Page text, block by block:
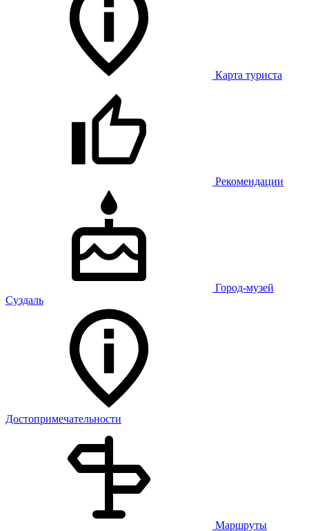
Карта туриста
Рекомендации
Город-музей
Суздаль
Достопримечательности
Маршруты